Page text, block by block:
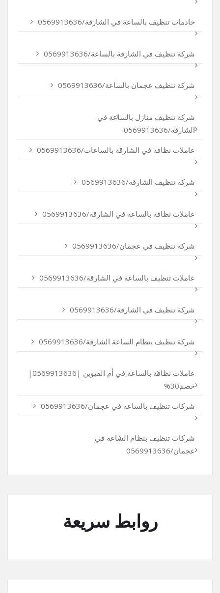
خادمات تنظيف بالساعة في الشارقة/0569913636
شركة تنظيف في الشارقة بالساعة/0569913636
شركة تنظيف عجمان بالساعة/0569913636
شركة تنظيف منازل بالساعة في
الشارقة/0569913636
عاملات نظافة في الشارقة بالساعات/0569913636
شركة تنظيف الشارقة/0569913636
عاملات نظافة بالساعة في الشارقة/0569913636
شركة تنظيف في عجمان/0569913636
عاملات تنظيف بالساعة في الشارقة/0569913636
شركة تنظيف في الشارقة/0569913636
شركة تنظيف بنظام الساعة الشارقة/0569913636
عاملات نظافة بالساعة في أم القيوين |0569913636|
خصم30%
شركات تنظيف بالساعة في عجمان/0569913636
شركات تنظيف بنظام الساعة في
عجمان/0569913636
روابط سريعة